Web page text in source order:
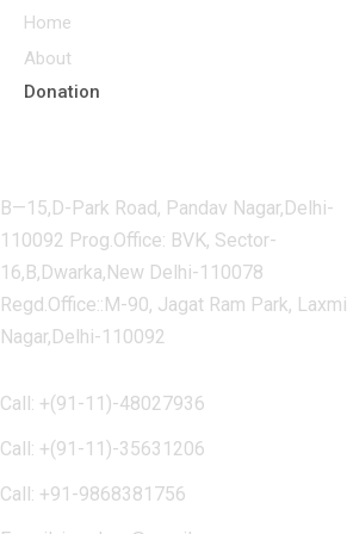
Home
About
Donation
B—15,D-Park Road, Pandav Nagar,Delhi-
110092 Prog.Office: BVK, Sector-
16,B,Dwarka,New Delhi-110078
Regd.Office::M-90, Jagat Ram Park, Laxmi
Nagar,Delhi-110092
Call: +(91-11)-48027936
Call: +(91-11)-35631206
Call: +91-9868381756